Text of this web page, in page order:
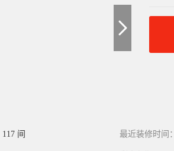
117 间 最近装修时间：